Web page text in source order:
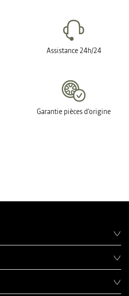
Assistance 24h/24
Garantie pièces d'origine